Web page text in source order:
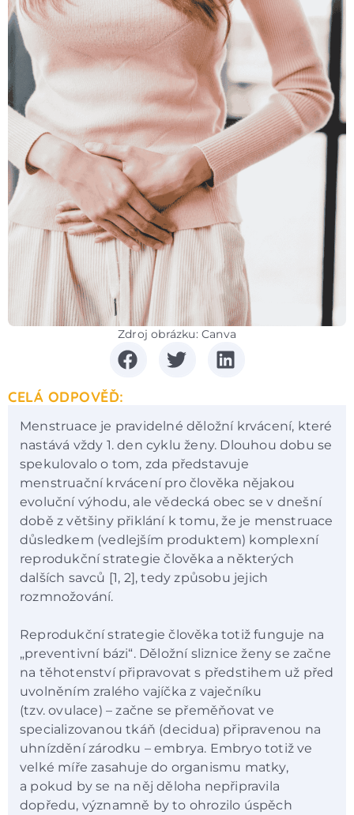
Zdroj obrázku: Canva
CELÁ ODPOVĚĎ:
Menstruace je pravidelné děložní krvácení, které
nastává vždy 1. den cyklu ženy. Dlouhou dobu se
spekulovalo o tom, zda představuje
menstruační krvácení pro člověka nějakou
evoluční výhodu, ale vědecká obec se v dnešní
době z většiny přiklání k tomu, že je menstruace
důsledkem (vedlejším produktem) komplexní
reprodukční strategie člověka a některých
dalších savců [1, 2], tedy způsobu jejich
rozmnožování.
Reprodukční strategie člověka totiž funguje na
„preventivní bázi“. Děložní sliznice ženy se začne
na těhotenství připravovat s předstihem už před
uvolněním zralého vajíčka z vaječníku
(tzv. ovulace) – začne se přeměňovat ve
specializovanou tkáň (decidua) připravenou na
uhnízdění zárodku – embrya. Embryo totiž ve
velké míře zasahuje do organismu matky,
a pokud by se na něj děloha nepřipravila
dopředu, významně by to ohrozilo úspěch